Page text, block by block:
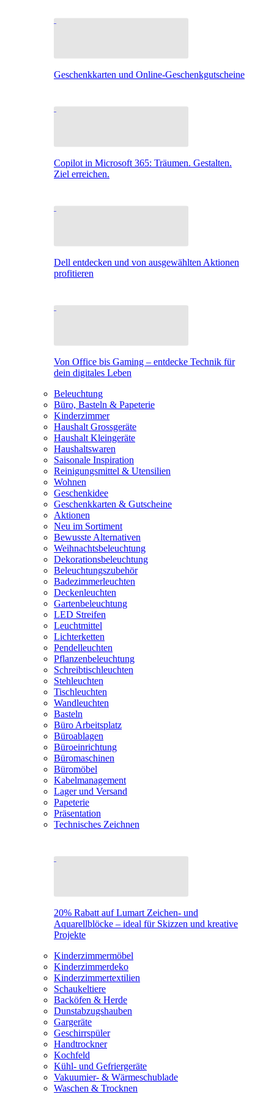
Geschenkkarten und Online-Geschenkgutscheine
Copilot in Microsoft 365: Träumen. Gestalten.
Ziel erreichen.
Dell entdecken und von ausgewählten Aktionen
profitieren
Von Office bis Gaming – entdecke Technik für
dein digitales Leben
Beleuchtung
Büro, Basteln & Papeterie
Kinderzimmer
Haushalt Grossgeräte
Haushalt Kleingeräte
Haushaltswaren
Saisonale Inspiration
Reinigungsmittel & Utensilien
Wohnen
Geschenkidee
Geschenkkarten & Gutscheine
Aktionen
Neu im Sortiment
Bewusste Alternativen
Weihnachtsbeleuchtung
Dekorationsbeleuchtung
Beleuchtungszubehör
Badezimmerleuchten
Deckenleuchten
Gartenbeleuchtung
LED Streifen
Leuchtmittel
Lichterketten
Pendelleuchten
Pflanzenbeleuchtung
Schreibtischleuchten
Stehleuchten
Tischleuchten
Wandleuchten
Basteln
Büro Arbeitsplatz
Büroablagen
Büroeinrichtung
Büromaschinen
Büromöbel
Kabelmanagement
Lager und Versand
Papeterie
Präsentation
Technisches Zeichnen
20% Rabatt auf Lumart Zeichen- und
Aquarellblöcke – ideal für Skizzen und kreative
Projekte
Kinderzimmermöbel
Kinderzimmerdeko
Kinderzimmertextilien
Schaukeltiere
Backöfen & Herde
Dunstabzugshauben
Gargeräte
Geschirrspüler
Handtrockner
Kochfeld
Kühl- und Gefriergeräte
Vakuumier- & Wärmeschublade
Waschen & Trocknen